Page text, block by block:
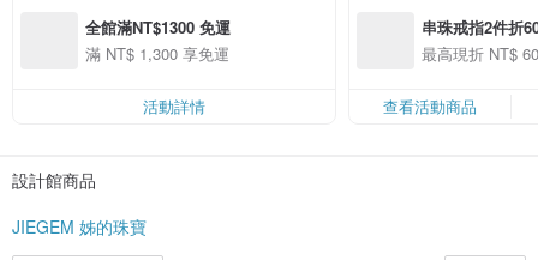
「 JIEGEM，展現自我光芒 」
戴上飾品，帶著勇氣，自信的大展身手
全館滿NT$1300 免運
滿 NT$ 1,300 享免運
活動詳情
串珠戒指2件折
最高現折 NT$
查看活動商品
設計館商品
JIEGEM 姊的珠寶